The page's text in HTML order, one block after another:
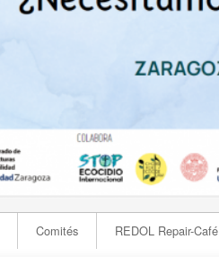
Comités REDOL Repair-Café